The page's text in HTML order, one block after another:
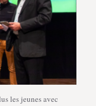
les jeunes avec